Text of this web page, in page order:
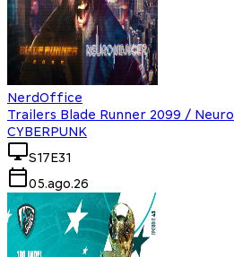
NerdOffice
Trailers Blade Runner 2099 /
CYBERPUNK
S17E31
05.ago.26